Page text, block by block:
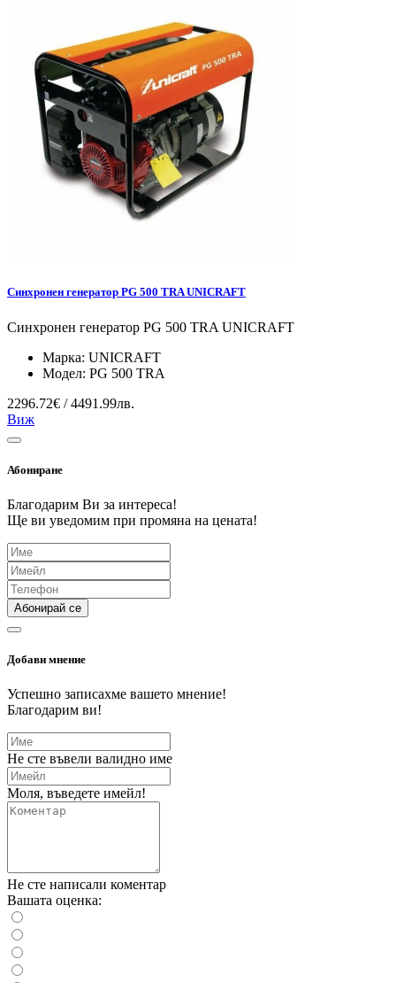
Синхронен генератор PG 500 TRA UNICRAFT
Синхронен генератор PG 500 TRA UNICRAFT
Марка: UNICRAFT
Модел: PG 500 TRA
2296.72€ / 4491.99лв.
Виж
Абониране
Благодарим Ви за интереса!
Ще ви уведомим при промяна на цената!
Абонирай се
Добави мнение
Успешно записахме вашето мнение!
Благодарим ви!
Не сте въвели валидно име
Моля, въведете имейл!
Не сте написали коментар
Вашата оценка: